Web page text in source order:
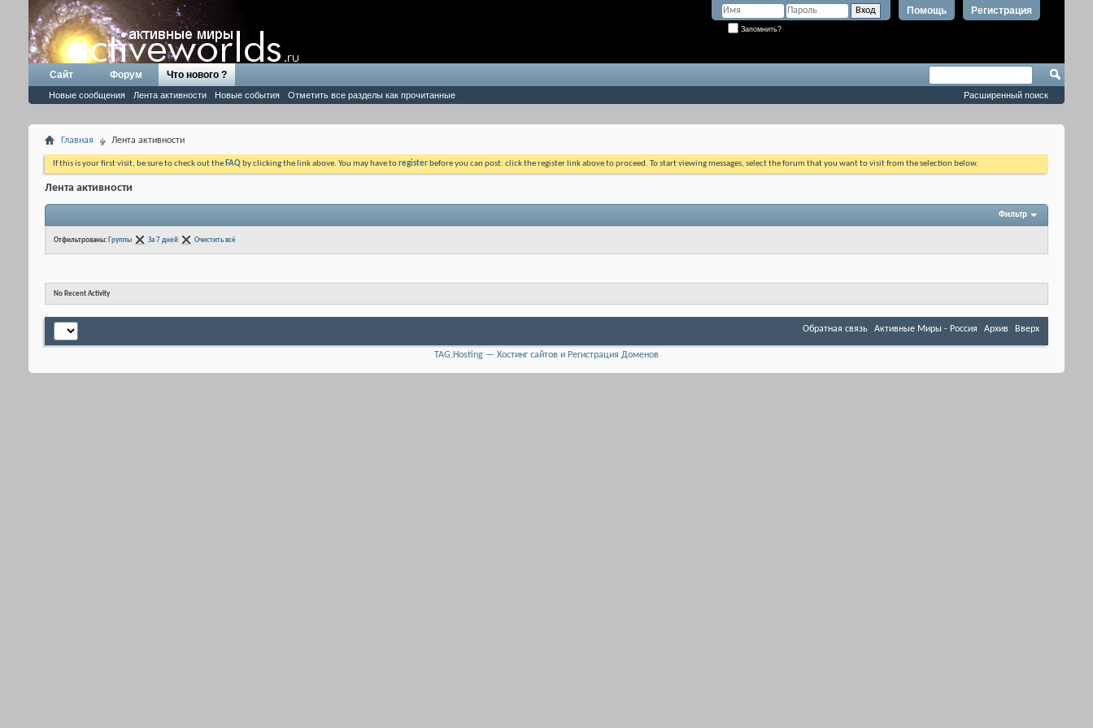
Регистрация
Помощь
Запомнить?
Сайт Форум Что нового ?
Новые сообщения Лента активности Новые события Отметить все разделы как прочитанные Расширенный поиск
Главная Лента активности
If this is your first visit, be sure to check out the FAQ by clicking the link above. You may have toregister before you can post: click the register link above to proceed. To start viewing messages, select the forum that you want to visit from the selection below.
Лента активности
Фильтр
Отфильтрованы: Группы За 7 дней Очистить всё
No Recent Activity
Обратная связь Активные Миры - Россия Архив Вверх
TAG.Hosting — Хостинг сайтов и Регистрация Доменов